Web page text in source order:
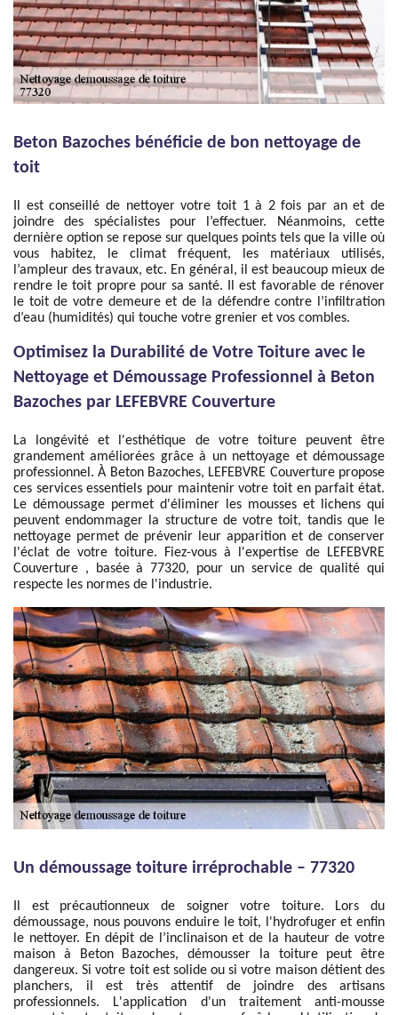
Beton Bazoches bénéficie de bon nettoyage de
toit
Il est conseillé de nettoyer votre toit 1 à 2 fois par an et de
joindre des spécialistes pour l’effectuer. Néanmoins, cette
dernière option se repose sur quelques points tels que la ville où
vous habitez, le climat fréquent, les matériaux utilisés,
l’ampleur des travaux, etc. En général, il est beaucoup mieux de
rendre le toit propre pour sa santé. Il est favorable de rénover
le toit de votre demeure et de la défendre contre l’infiltration
d’eau (humidités) qui touche votre grenier et vos combles.
Optimisez la Durabilité de Votre Toiture avec le
Nettoyage et Démoussage Professionnel à Beton
Bazoches par LEFEBVRE Couverture
La longévité et l'esthétique de votre toiture peuvent être
grandement améliorées grâce à un nettoyage et démoussage
professionnel. À Beton Bazoches, LEFEBVRE Couverture propose
ces services essentiels pour maintenir votre toit en parfait état.
Le démoussage permet d'éliminer les mousses et lichens qui
peuvent endommager la structure de votre toit, tandis que le
nettoyage permet de prévenir leur apparition et de conserver
l'éclat de votre toiture. Fiez-vous à l'expertise de LEFEBVRE
Couverture , basée à 77320, pour un service de qualité qui
respecte les normes de l'industrie.
Un démoussage toiture irréprochable – 77320
Il est précautionneux de soigner votre toiture. Lors du
démoussage, nous pouvons enduire le toit, l'hydrofuger et enfin
le nettoyer. En dépit de l’inclinaison et de la hauteur de votre
maison à Beton Bazoches, démousser la toiture peut être
dangereux. Si votre toit est solide ou si votre maison détient des
planchers, il est très attentif de joindre des artisans
professionnels. L'application d'un traitement anti-mousse